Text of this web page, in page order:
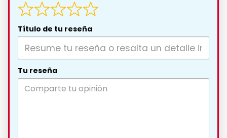
Título de tu reseña
Tu reseña